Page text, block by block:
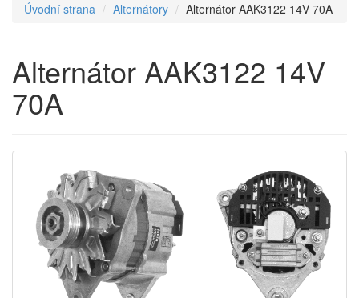
Úvodní strana Alternátory Alternátor AAK3122 14V 70A
Alternátor AAK3122 14V
70A